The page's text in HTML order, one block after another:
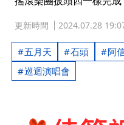
更新時間 2024.07.28
五月天 石頭 阿
巡迴演唱會